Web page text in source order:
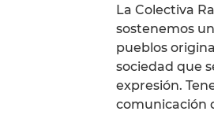
La Colectiva
sostenemos
pueblos
sociedad que
expresión.
comunicación